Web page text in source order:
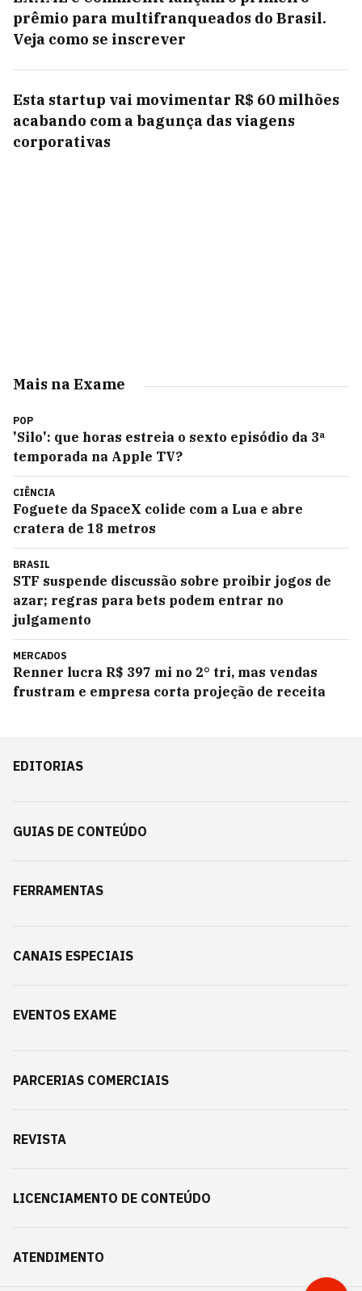
prêmio para multifranqueados do Brasil.
Veja como se inscrever
Esta startup vai movimentar R$ 60 milhões
acabando com a bagunça das viagens
corporativas
Mais na Exame
POP
'Silo': que horas estreia o sexto episódio da 3ª
temporada na Apple TV?
CIÊNCIA
Foguete da SpaceX colide com a Lua e abre
cratera de 18 metros
BRASIL
STF suspende discussão sobre proibir jogos de
azar; regras para bets podem entrar no
julgamento
MERCADOS
Renner lucra R$ 397 mi no 2° tri, mas vendas
frustram e empresa corta projeção de receita
EDITORIAS
GUIAS DE CONTEÚDO
FERRAMENTAS
CANAIS ESPECIAIS
EVENTOS EXAME
PARCERIAS COMERCIAIS
REVISTA
LICENCIAMENTO DE CONTEÚDO
ATENDIMENTO